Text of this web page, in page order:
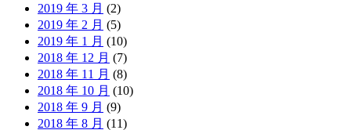
2019 年 3 月 (2)
2019 年 2 月 (5)
2019 年 1 月 (10)
2018 年 12 月 (7)
2018 年 11 月 (8)
2018 年 10 月 (10)
2018 年 9 月 (9)
2018 年 8 月 (11)